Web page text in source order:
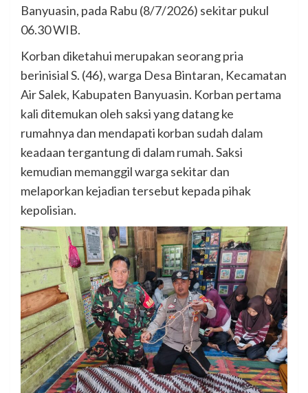
Banyuasin, pada Rabu (8/7/2026) sekitar pukul
06.30 WIB.
Korban diketahui merupakan seorang pria
berinisial S. (46), warga Desa Bintaran, Kecamatan
Air Salek, Kabupaten Banyuasin. Korban pertama
kali ditemukan oleh saksi yang datang ke
rumahnya dan mendapati korban sudah dalam
keadaan tergantung di dalam rumah. Saksi
kemudian memanggil warga sekitar dan
melaporkan kejadian tersebut kepada pihak
kepolisian.